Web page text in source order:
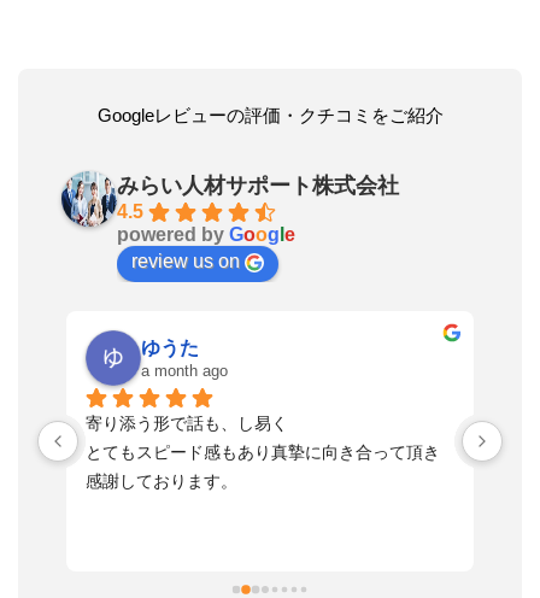
Googleレビューの評価・クチコミをご紹介
みらい人材サポート株式会社
4.5
powered by Goog e
review us on
ゆうた
a month ago
寄り添う形で話も、し易く
とてもスピード感もあり真摯に向き合って頂き
感謝しております。